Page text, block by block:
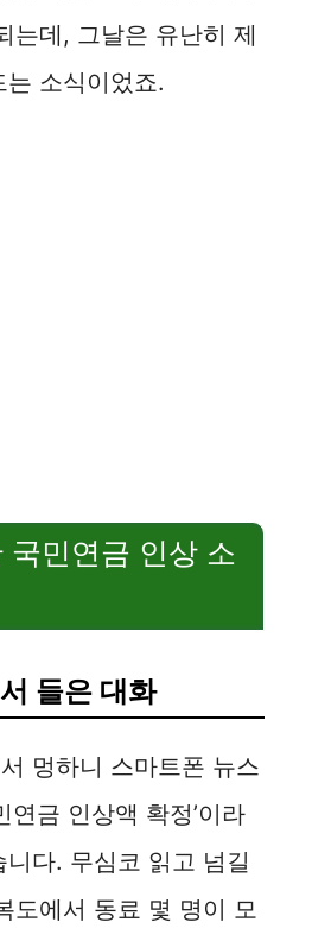
는데, 그날은 유난히 제
소식이었죠.
국민연금 인상 소
들은 대화
멍하니 스마트폰 뉴스
연금 인상액 확정’이라
다. 무심코 읽고 넘길
도에서 동료 몇 명이 모